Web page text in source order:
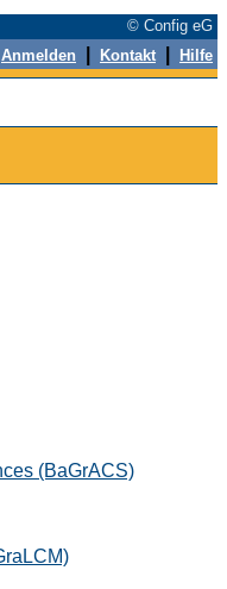
© Config eG
Anmelden Kontakt Hilfe
(BaGrACS)